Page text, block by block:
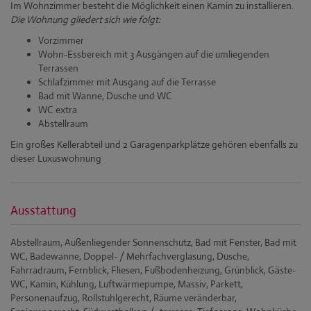
Im Wohnzimmer besteht die Möglichkeit einen Kamin zu installieren.
Die Wohnung gliedert sich wie folgt:
Vorzimmer
Wohn-Essbereich mit 3 Ausgängen auf die umliegenden
Terrassen
Schlafzimmer mit Ausgang auf die Terrasse
Bad mit Wanne, Dusche und WC
WC extra
Abstellraum
Ein großes Kellerabteil und 2 Garagenparkplätze gehören ebenfalls zu
dieser Luxuswohnung
Ausstattung
Abstellraum Außenliegender Sonnenschutz Bad mit Fenster Bad mit
WC Badewanne Doppel- / Mehrfachverglasung Dusche
Fahrradraum Fernblick Fliesen Fußbodenheizung Grünblick Gäste-
WC Kamin Kühlung Luftwärmepumpe Massiv Parkett
Personenaufzug Rollstuhlgerecht Räume veränderbar